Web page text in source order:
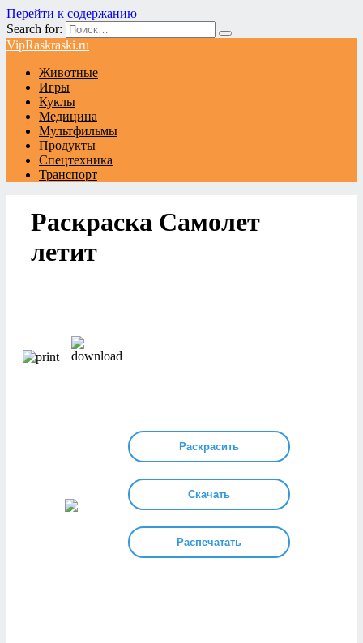
Перейти к содержанию
Search for:
VipRaskraski.ru
Животные
Игры
Куклы
Медицина
Мультфильмы
Продукты
Спецтехника
Транспорт
Раскраска Самолет
летит
Раскрасить
Скачать
Распечатать